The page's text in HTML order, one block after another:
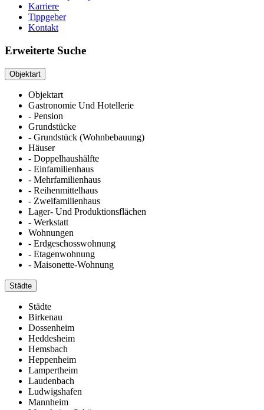
Karriere
Tippgeber
Kontakt
Erweiterte Suche
Objektart
Objektart
Gastronomie Und Hotellerie
- Pension
Grundstücke
- Grundstück (Wohnbebauung)
Häuser
- Doppelhaushälfte
- Einfamilienhaus
- Mehrfamilienhaus
- Reihenmittelhaus
- Zweifamilienhaus
Lager- Und Produktionsflächen
- Werkstatt
Wohnungen
- Erdgeschosswohnung
- Etagenwohnung
- Maisonette-Wohnung
Städte
Städte
Birkenau
Dossenheim
Heddesheim
Hemsbach
Heppenheim
Lampertheim
Laudenbach
Ludwigshafen
Mannheim